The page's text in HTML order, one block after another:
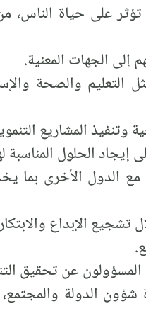
تؤثر على حياة
الجهات المعنية.
والصحة
المشاريع
الحلول المناسبة
مع الدول الأخرى بما
الإبداع
عن تحقيق
الدولة